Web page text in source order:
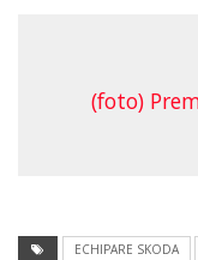
(foto)
ECHIPARE SKODA